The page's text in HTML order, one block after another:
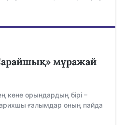
мұражай
көне орындардың бірі –
ғалымдар оның пайда